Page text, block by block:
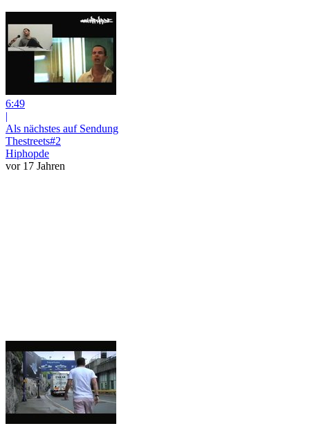
6:49
|
Als nächstes auf Sendung
Thestreets#2
Hiphopde
vor 17 Jahren